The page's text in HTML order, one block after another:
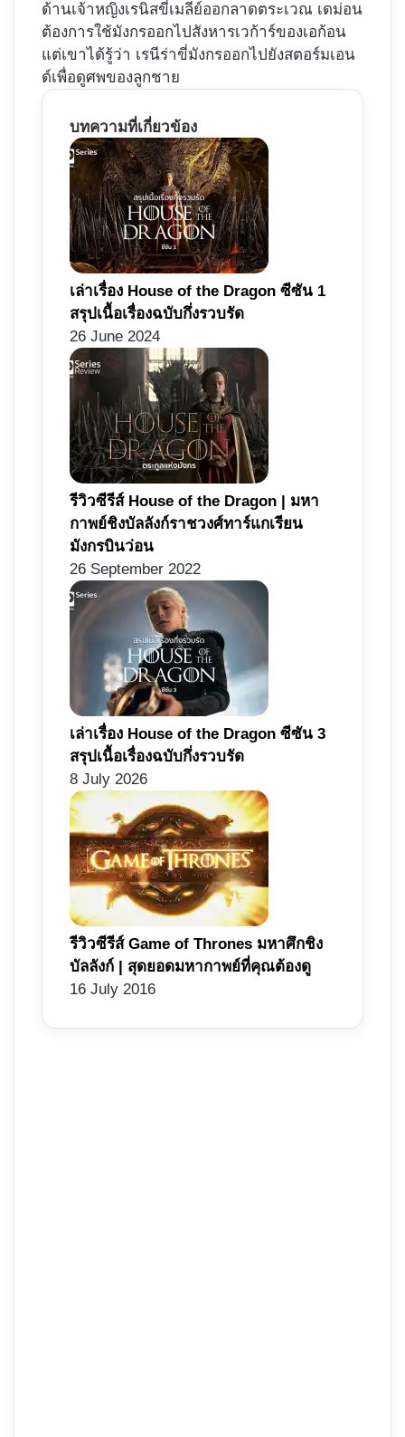
ด้านเจ้าหญิงเรนิสขี่เมลีย์ออกลาดตระเวณ เดม่อน
ต้องการใช้มังกรออกไปสังหารเวก้าร์ของเอก้อน
แต่เขาได้รู้ว่า เรนีร่าขี่มังกรออกไปยังสตอร์มเอน
ด์เพื่อดูศพของลูกชาย
บทความที่เกี่ยวข้อง
เล่าเรื่อง House of the Dragon ซีซัน 1
สรุปเนื้อเรื่องฉบับกึ่งรวบรัด
26 June 2024
รีวิวซีรีส์ House of the Dragon | มหา
กาพย์ชิงบัลลังก์ราชวงศ์ทาร์แกเรียน
มังกรบินว่อน
26 September 2022
เล่าเรื่อง House of the Dragon ซีซัน 3
สรุปเนื้อเรื่องฉบับกึ่งรวบรัด
8 July 2026
รีวิวซีรีส์ Game of Thrones มหาศึกชิง
บัลลังก์ | สุดยอดมหากาพย์ที่คุณต้องดู
16 July 2016